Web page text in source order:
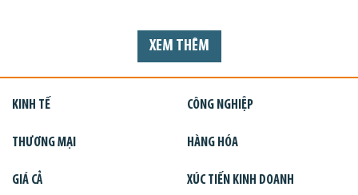
XEM THÊM
KINH TẾ CÔNG NGHIỆP
THƯƠNG MẠI HÀNG HÓA
GIÁ CẢ XÚC TIẾN KINH DOANH